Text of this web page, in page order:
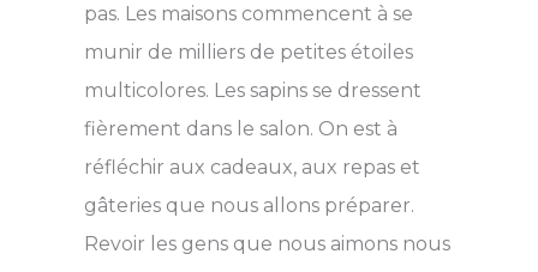
pas. Les maisons commencent à se
munir de milliers de petites étoiles
multicolores. Les sapins se dressent
fièrement dans le salon. On est à
réfléchir aux cadeaux, aux repas et
gâteries que nous allons préparer.
Revoir les gens que nous aimons nous